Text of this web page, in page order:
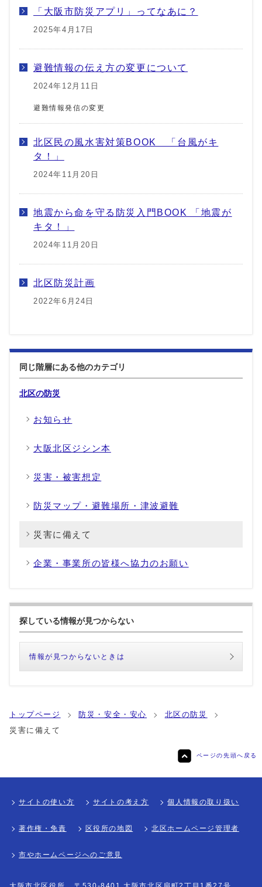
「大阪市防災アプリ」ってなあに？
2025年4月17日
避難情報の伝え方の変更について
2024年12月11日
避難情報発信の変更
北区民の風水害対策BOOK 「台風がキ
タ！」
2024年11月20日
地震から命を守る防災入門BOOK 「地震が
キタ！」
2024年11月20日
北区防災計画
2022年6月24日
同じ階層にある他のカテゴリ
北区の防災
お知らせ
大阪北区ジシン本
災害・被害想定
防災マップ・避難場所・津波避難
災害に備えて
企業・事業所の皆様へ協力のお願い
探している情報が見つからない
情報が見つからないときは
トップページ 防災・安全・安心
北区の防災
災害に備えて
ページの先頭へ戻る
サイトの使い方 サイトの考え方 個人情報の取り扱い
著作権・免責 区役所の地図 北区ホームページ管理者
市やホームページへのご意見